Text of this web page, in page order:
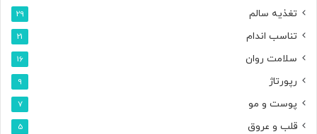
تغذیه سالم 29
تناسب اندام 21
سلامت روان 16
رپورتاژ 9
پوست و مو 7
قلب و عروق 5